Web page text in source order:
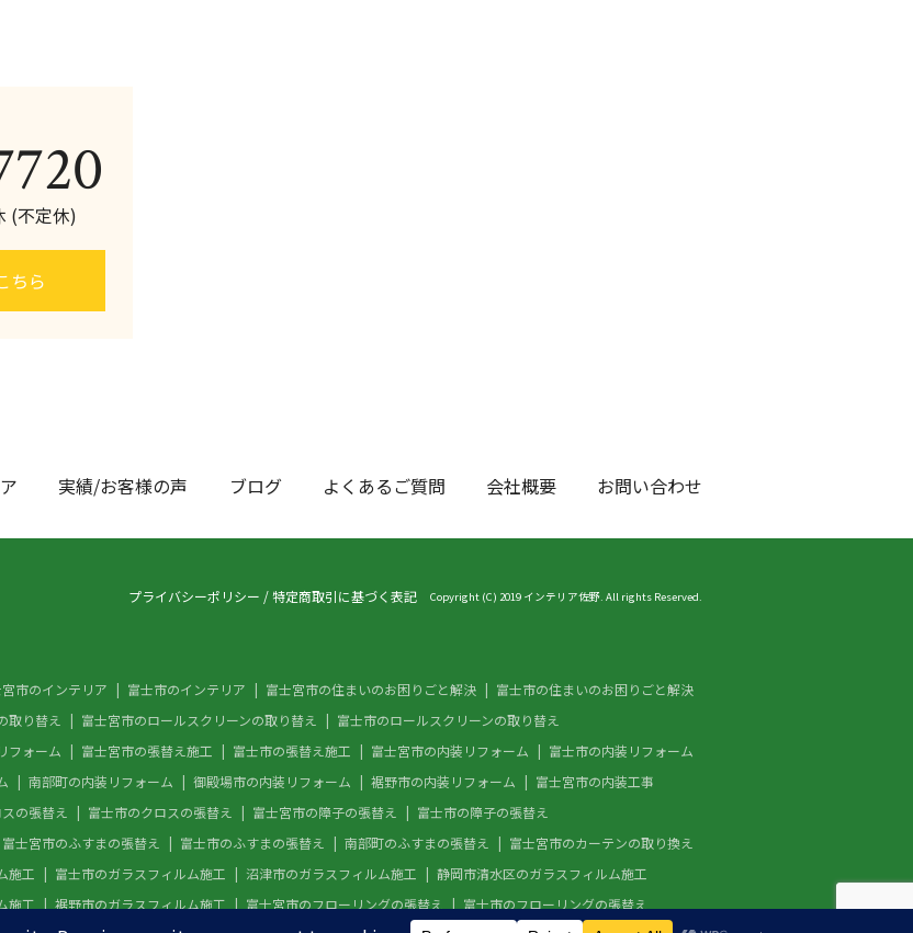
(不定休)
ちら
実績/お客様の声 ブログ よくあるご質問 会社概要 お問い合わせ
プライバシーポリシー /特定商取引に基づく表記 Copyright (C) 2019 インテリア佐野. All rights Reserved.
市のインテリア 富士市のインテリア 富士宮市の住まいのお困りごと解決
富士市の住まいのお困りごと解決
取り替え 富士宮市のロールスクリーンの取り替え
富士市のロールスクリーンの取り替え
フォーム 富士宮市の張替え施工 富士市の張替え施工 富士宮市の内装リフォーム
富士市の内装リフォーム
南部町の内装リフォーム 御殿場市の内装リフォーム 裾野市の内装リフォーム
富士宮市の内装工事
の張替え 富士市のクロスの張替え 富士宮市の障子の張替え
富士市の障子の張替え
富士宮市のふすまの張替え 富士市のふすまの張替え 南部町のふすまの張替え
富士宮市のカーテンの取り換え
施工 富士市のガラスフィルム施工 沼津市のガラスフィルム施工
静岡市清水区のガラスフィルム施工
施工 裾野市のガラスフィルム施工 富士宮市のフローリングの張替え 富士市のフローリングの張替え